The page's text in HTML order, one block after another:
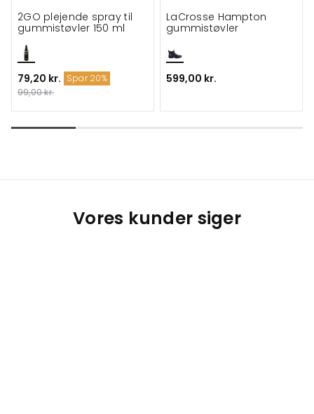
2GO plejende spray til
gummistøvler 150 ml
79,20 kr. Spar 20%
99,00 kr.
LaCrosse Hampton
gummistøvler
599,00 kr.
Vores kunder siger